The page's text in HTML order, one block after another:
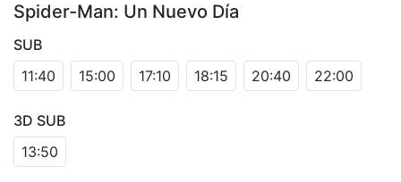
Spider-Man: Un Nuevo Día
SUB
11:40
15:00 17:10 18:15 20:40 22:00
3D SUB
13:50